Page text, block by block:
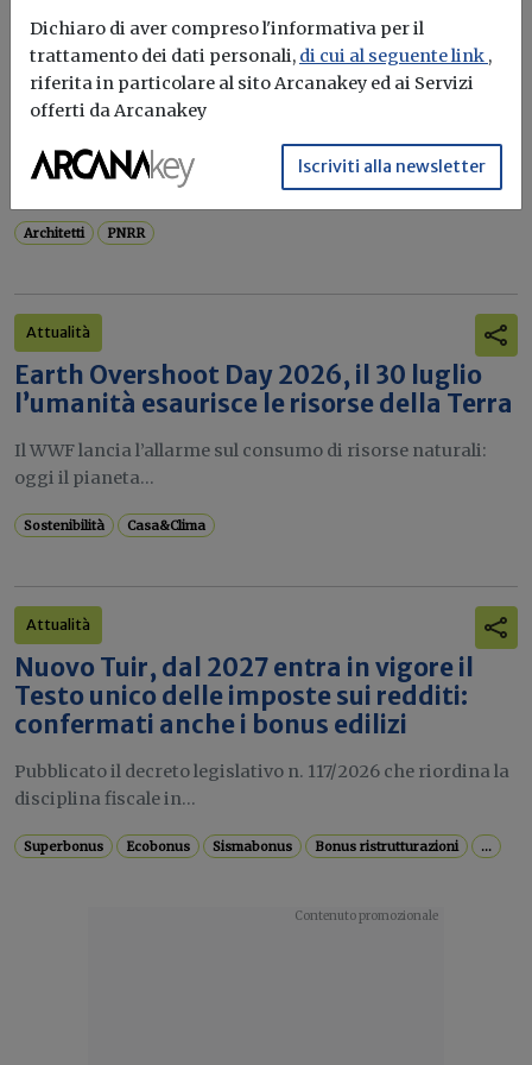
garanzia per completare le opere con
qualità e senza rinunciare alla
sostenibilità»
Paesaggisti e Conservatori valuta positivamente
l'estensione...
Architetti PNRR
Attualità
Earth Overshoot Day 2026, il 30 luglio
l’umanità esaurisce le risorse della Terra
Il WWF lancia l’allarme sul consumo di risorse naturali:
oggi il pianeta...
Sostenibilità Casa&Clima
Attualità
Nuovo Tuir, dal 2027 entra in vigore il
Testo unico delle imposte sui redditi:
confermati anche i bonus edilizi
Pubblicato il decreto legislativo n. 117/2026 che riordina la
disciplina fiscale in...
Superbonus Ecobonus Sismabonus Bonus ristrutturazioni ...
Dichiaro di aver compreso l'informativa per il
trattamento dei dati personali, di cui al seguente link ,
riferita in particolare al sito Arcanakey ed ai Servizi
offerti da Arcanakey
Iscriviti alla newsletter